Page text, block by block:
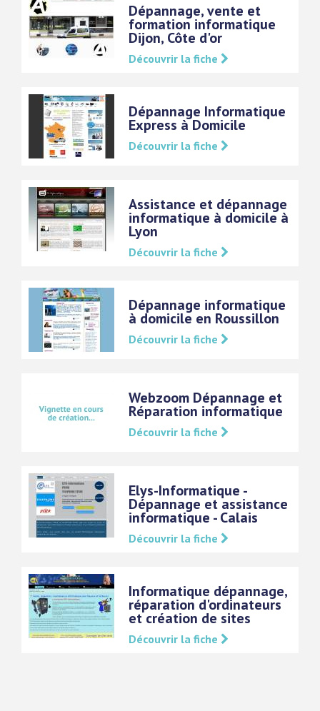
Dépannage, vente et
formation informatique 
Dijon, Côte d'or
Découvrir la fiche
Dépannage Informatique
Express à Domicile
Découvrir la fiche
Assistance et dépannage
informatique à domicile à
Lyon
Découvrir la fiche
Dépannage informatique
à domicile en Roussillon
Découvrir la fiche
Webzoom Dépannage et
Réparation informatique
Découvrir la fiche
Elys-Informatique -
Dépannage et assistance
informatique - Calais
Découvrir la fiche
Informatique dépannage,
réparation d'ordinateurs
et création de sites
Découvrir la fiche